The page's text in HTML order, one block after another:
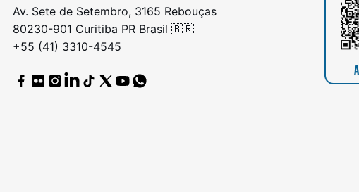
Av. Sete de Setembro, 3165 Rebouças
80230-901 Curitiba PR Brasil 🇧🇷
+55 (41) 3310-4545